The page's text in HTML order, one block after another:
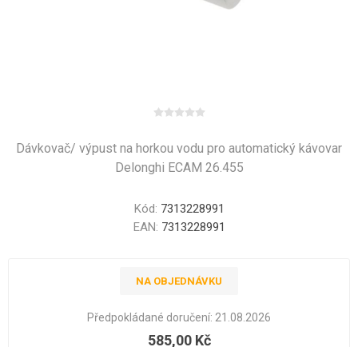
Dávkovač/ výpust na horkou vodu pro automatický kávovar
Delonghi ECAM 26.455
Kód: 7313228991
EAN: 7313228991
NA OBJEDNÁVKU
Předpokládané doručení: 21.08.2026
585,00 Kč